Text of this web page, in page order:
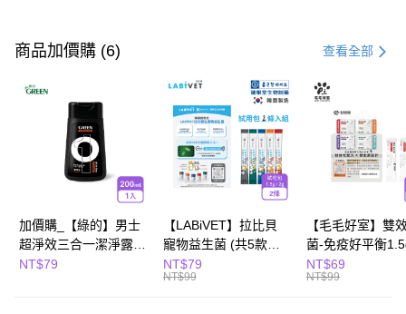
信用卡一次付款
LINE Pay
Apple Pay
全盈+PAY
Hami Point
相關說明
商品加價購 (6) 查看全部
加價購_【綠的】男士
超淨效三合一潔淨露
200ml(濃郁麝香)
NT$79
【LABiVET】拉比貝
寵物益生菌 (共5款可
選) 1.5gx2包/盒、
2gx2包/盒
NT$79
NT$99
【毛毛好室】雙
菌-免疫好平衡
包/組
NT$69
NT$99